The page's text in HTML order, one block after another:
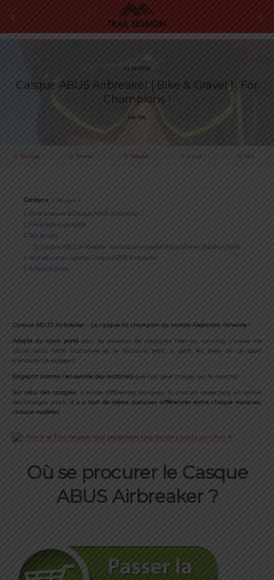
21 Juin 2019
Casque ABUS Airbreaker [ Bike & Gravel ] : For
Champions !
Loïc Roig
Partager Tweeter Épingler E-mail SMS
Contenu Masquer
1 Où se procurer le Casque ABUS Airbreaker ?
2 Présentation générale
3 Test Terrain
3.1
Casque ABUS Airbreaker : un casque unisexe et disponible en plusieurs taille
4 Avis de Loïc au sujet du Casque ABUS Airbreaker
5 Auteur/Autrice
Casque ABUS Airbreaker : Le casque du champion du monde Alejandro Valverde !
Adepte du sport porté pour se prévaloir de blessures liées au running, j’avoue me
plaire dans cette discipline et je découvre petit a petit les joies de ce sport
d’endurance exigeant.
Exigeant comme l’ensemble des matériels que l’on peut trouver sur le marché.
Sur celui des casques , il existe différentes marques. Si chacun respectent un cahier
des charges strict, il y a tout de même quelques différences entre chaque marques,
chaque modèles.
Où se procurer le Casque
ABUS Airbreaker ?